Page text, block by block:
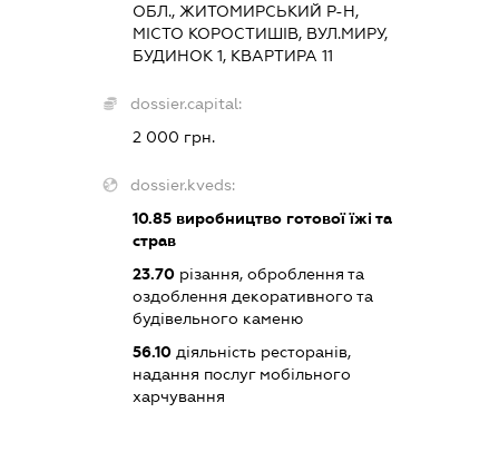
ОБЛ., ЖИТОМИРСЬКИЙ Р-Н,
МІСТО КОРОСТИШІВ, ВУЛ.МИРУ,
БУДИНОК 1, КВАРТИРА 11
dossier.capital:
2 000 грн.
dossier.kveds:
10.85виробництво готової їжі та
страв
23.70різання, оброблення та
оздоблення декоративного та
будівельного каменю
56.10діяльність ресторанів,
надання послуг мобільного
харчування